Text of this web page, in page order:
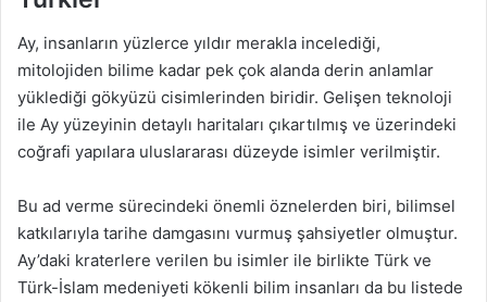
Ay, insanların yüzlerce yıldır merakla incelediği,
mitolojiden bilime kadar pek çok alanda derin anlamlar
yüklediği gökyüzü cisimlerinden biridir. Gelişen teknoloji
ile Ay yüzeyinin detaylı haritaları çıkartılmış ve üzerindeki
coğrafi yapılara uluslararası düzeyde isimler verilmiştir.
Bu ad verme sürecindeki önemli öznelerden biri, bilimsel
katkılarıyla tarihe damgasını vurmuş şahsiyetler olmuştur.
Ay’daki kraterlere verilen bu isimler ile birlikte Türk ve
Türk-İslam medeniyeti kökenli bilim insanları da bu listede